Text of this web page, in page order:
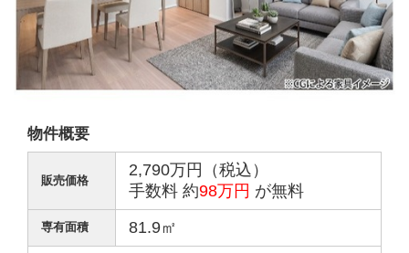
物件概要
販売価格
2,790万円（税込）
手数料 約98万円 が無料
専有面積
81.9㎡